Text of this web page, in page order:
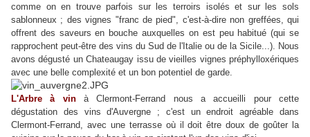
comme on en trouve parfois sur les terroirs isolés et sur les sols
sablonneux ; des vignes "franc de pied", c'est-à-dire non greffées, qui
offrent des saveurs en bouche auxquelles on est peu habitué (qui se
rapprochent peut-être des vins du Sud de l'Italie ou de la Sicile...). Nous
avons dégusté un Chateaugay issu de vieilles vignes préphylloxériques
avec une belle complexité et un bon potentiel de garde.
L'Arbre à vinà Clermont-Ferrand nous a accueilli pour cette
dégustation des vins d'Auvergne ; c'est un endroit agréable dans
Clermont-Ferrand, avec une terrasse où il doit être doux de goûter la